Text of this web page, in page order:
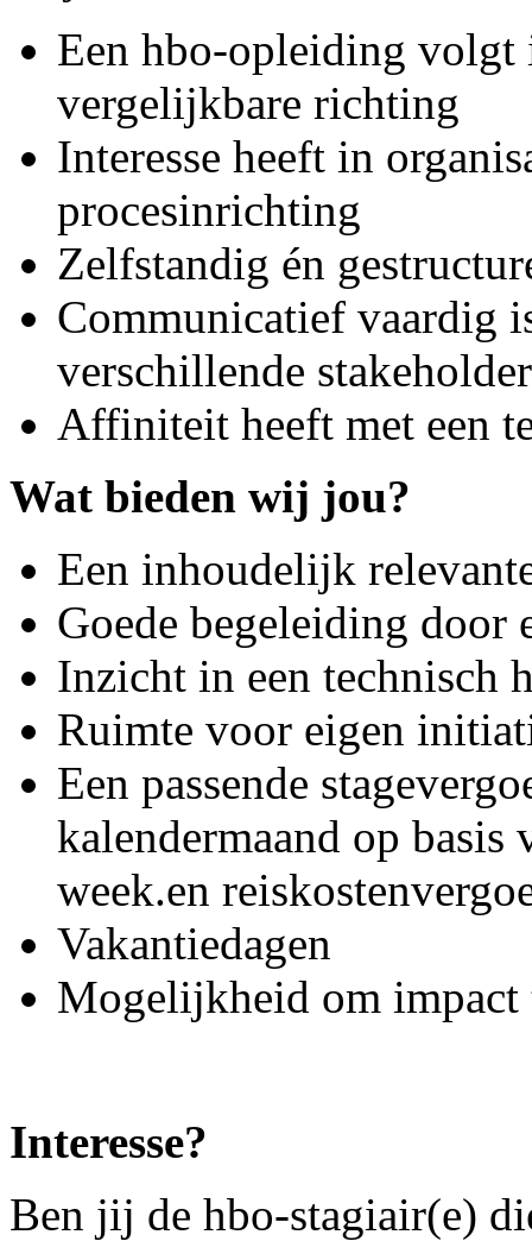
Een hbo‑opleiding
vergelijkbare richting
Interesse heeft in
procesinrichting
Zelfstandig én
Communicatief vaardig
verschillende
Affiniteit heeft met een
Wat bieden wij jou?
Een inhoudelijk
Goede begeleiding door
Inzicht in een technisch
Ruimte voor eigen
Een passende
kalendermaand op basis
week.en
Vakantiedagen
Mogelijkheid om impact
Interesse?
Ben jij de hbo‑stagiair(e)